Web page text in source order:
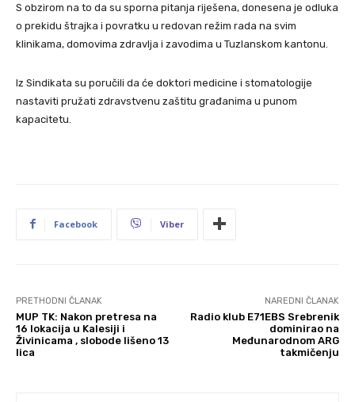
S obzirom na to da su sporna pitanja riješena, donesena je odluka
o prekidu štrajka i povratku u redovan režim rada na svim
klinikama, domovima zdravlja i zavodima u Tuzlanskom kantonu.
Iz Sindikata su poručili da će doktori medicine i stomatologije
nastaviti pružati zdravstvenu zaštitu građanima u punom
kapacitetu.
Facebook Viber
PRETHODNI ČLANAK
MUP TK: Nakon pretresa na
16 lokacija u Kalesiji i
Živinicama , slobode lišeno 13
lica
NAREDNI ČLANAK
Radio klub E71EBS Srebrenik
dominirao na
Međunarodnom ARG
takmičenju